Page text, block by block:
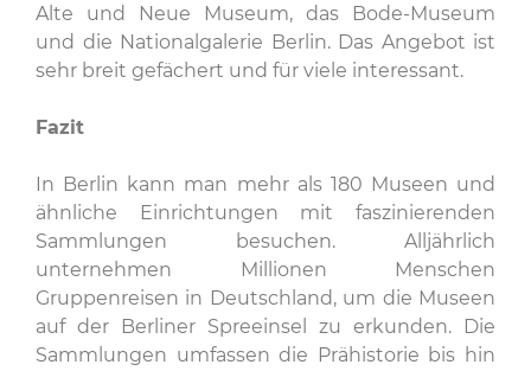
Alte und Neue Museum, das Bode-Museum
und die Nationalgalerie Berlin. Das Angebot ist
sehr breit gefächert und für viele interessant.
Fazit
In Berlin kann man mehr als 180 Museen und
ähnliche Einrichtungen mit faszinierenden
Sammlungen besuchen. Alljährlich
unternehmen Millionen Menschen
Gruppenreisen in Deutschland, um die Museen
auf der Berliner Spreeinsel zu erkunden. Die
Sammlungen umfassen die Prähistorie bis hin